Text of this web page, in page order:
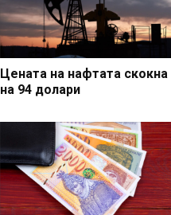
Цената на нафтата скокна
на 94 долари